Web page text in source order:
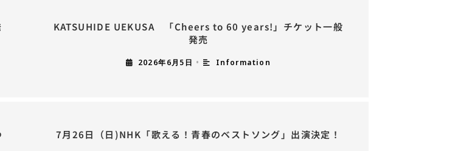
KATSUHIDE UEKUSA 「Cheers to 60 years!」チケット一般
発売
2026年6月5日 • Information
7月26日（日)NHK「歌える！青春のベストソング」出演決定！